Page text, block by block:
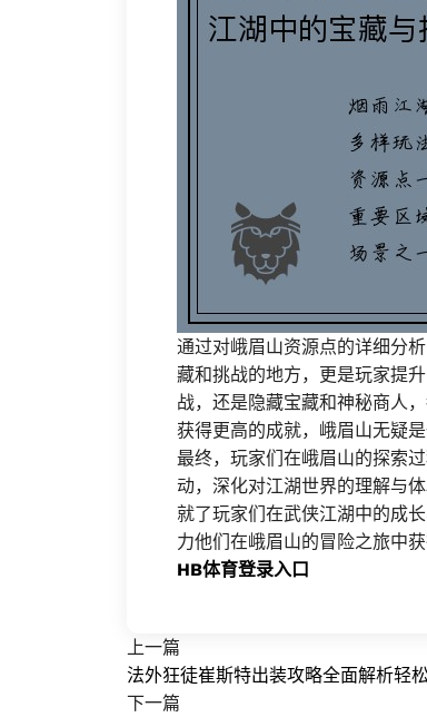
通过对峨眉山资源点的详细分
藏和挑战的地方，更是玩家提
战，还是隐藏宝藏和神秘商人
获得更高的成就，峨眉山无疑
最终，玩家们在峨眉山的探索
动，深化对江湖世界的理解与
就了玩家们在武侠江湖中的成
力他们在峨眉山的冒险之旅中
HB体育登录入口
上一篇
法外狂徒崔斯特出装攻略全面解析轻
下一篇